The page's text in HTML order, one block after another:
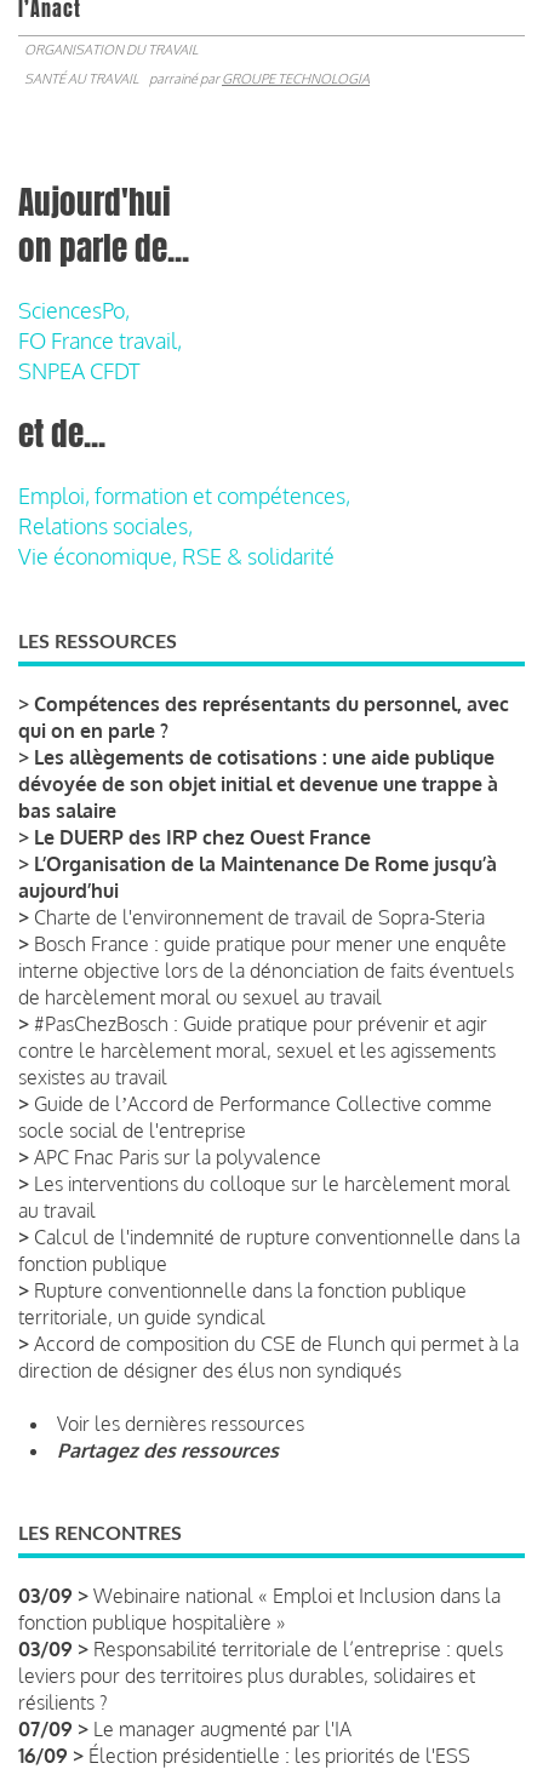
l’Anact
ORGANISATION DU TRAVAIL
SANTÉ AU TRAVAIL
parrainé parGROUPE TECHNOLOGIA
Aujourd'hui
on parle de...
SciencesPo,
FO France travail,
SNPEA CFDT
et de...
Emploi, formation et compétences,
Relations sociales,
Vie économique, RSE & solidarité
LES RESSOURCES
> Compétences des représentants du personnel, avec
qui on en parle ?
> Les allègements de cotisations : une aide publique
dévoyée de son objet initial et devenue une trappe à
bas salaire
> Le DUERP des IRP chez Ouest France
> L’Organisation de la Maintenance De Rome jusqu’à
aujourd’hui
> Charte de l'environnement de travail de Sopra-Steria
> Bosch France : guide pratique pour mener une enquête
interne objective lors de la dénonciation de faits éventuels
de harcèlement moral ou sexuel au travail
> #PasChezBosch : Guide pratique pour prévenir et agir
contre le harcèlement moral, sexuel et les agissements
sexistes au travail
> Guide de lʼAccord de Performance Collective comme
socle social de l'entreprise
> APC Fnac Paris sur la polyvalence
> Les interventions du colloque sur le harcèlement moral
au travail
> Calcul de l'indemnité de rupture conventionnelle dans la
fonction publique
> Rupture conventionnelle dans la fonction publique
territoriale, un guide syndical
> Accord de composition du CSE de Flunch qui permet à la
direction de désigner des élus non syndiqués
Voir les dernières ressources
Partagez des ressources
LES RENCONTRES
03/09 > Webinaire national « Emploi et Inclusion dans la
fonction publique hospitalière »
03/09 > Responsabilité territoriale de l’entreprise : quels
leviers pour des territoires plus durables, solidaires et
résilients ?
07/09 > Le manager augmenté par l'IA
16/09 > Élection présidentielle : les priorités de l'ESS